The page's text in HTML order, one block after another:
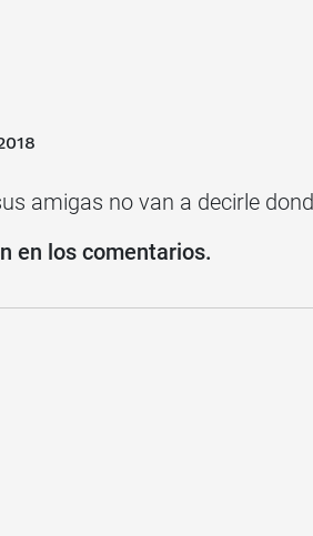
amigas no van a decirle
en los comentarios.